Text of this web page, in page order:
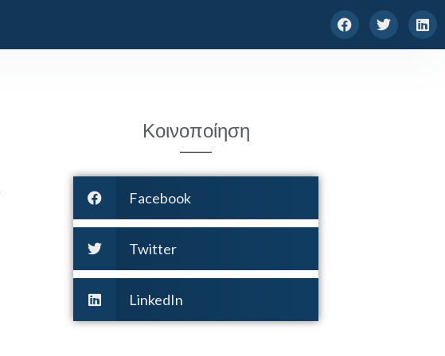
Κοινοποίηση
Facebook
Twitter
LinkedIn